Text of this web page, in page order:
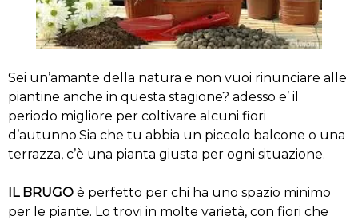
Sei un’amante della natura e non vuoi rinunciare alle
piantine anche in questa stagione? adesso e’ il
periodo migliore per coltivare alcuni fiori
d’autunno.Sia che tu abbia un piccolo balcone o una
terrazza, c’è una pianta giusta per ogni situazione.
IL BRUGO è perfetto per chi ha uno spazio minimo
per le piante. Lo trovi in molte varietà, con fiori che